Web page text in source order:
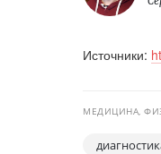
Источники:
МЕДИЦИНА,